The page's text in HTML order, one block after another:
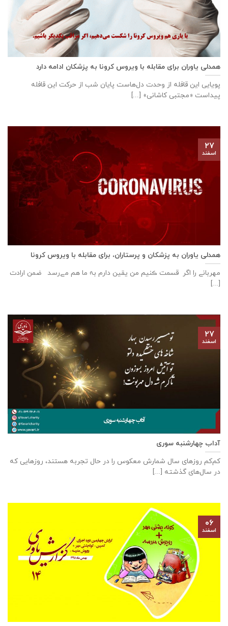
همدلی یاوران برای مقابله با ویروس کرونا به پزشکان ادامه دارد
پویایی این قافله از وحدت دل‌هاست پایان شب از حرکت این قافله
پیداست «مجتبی کاشانی» [...]
همدلی یاوران به پزشکان و پرستاران، برای مقابله با ویروس کرونا
مهربانے را اگر قسمت ڪنیم من یقین دارم بہ ما هم مےرسد ضمن ارادت
[...]
۲۷
اسفند
آداب چهارشنبه سوری
کم‌کم روزهای سال شمارش معکوس را در حال تجربه هستند، روزهایی که
در سال‌های گذشته [...]
۲۷
اسفند
۰۶
اسفند